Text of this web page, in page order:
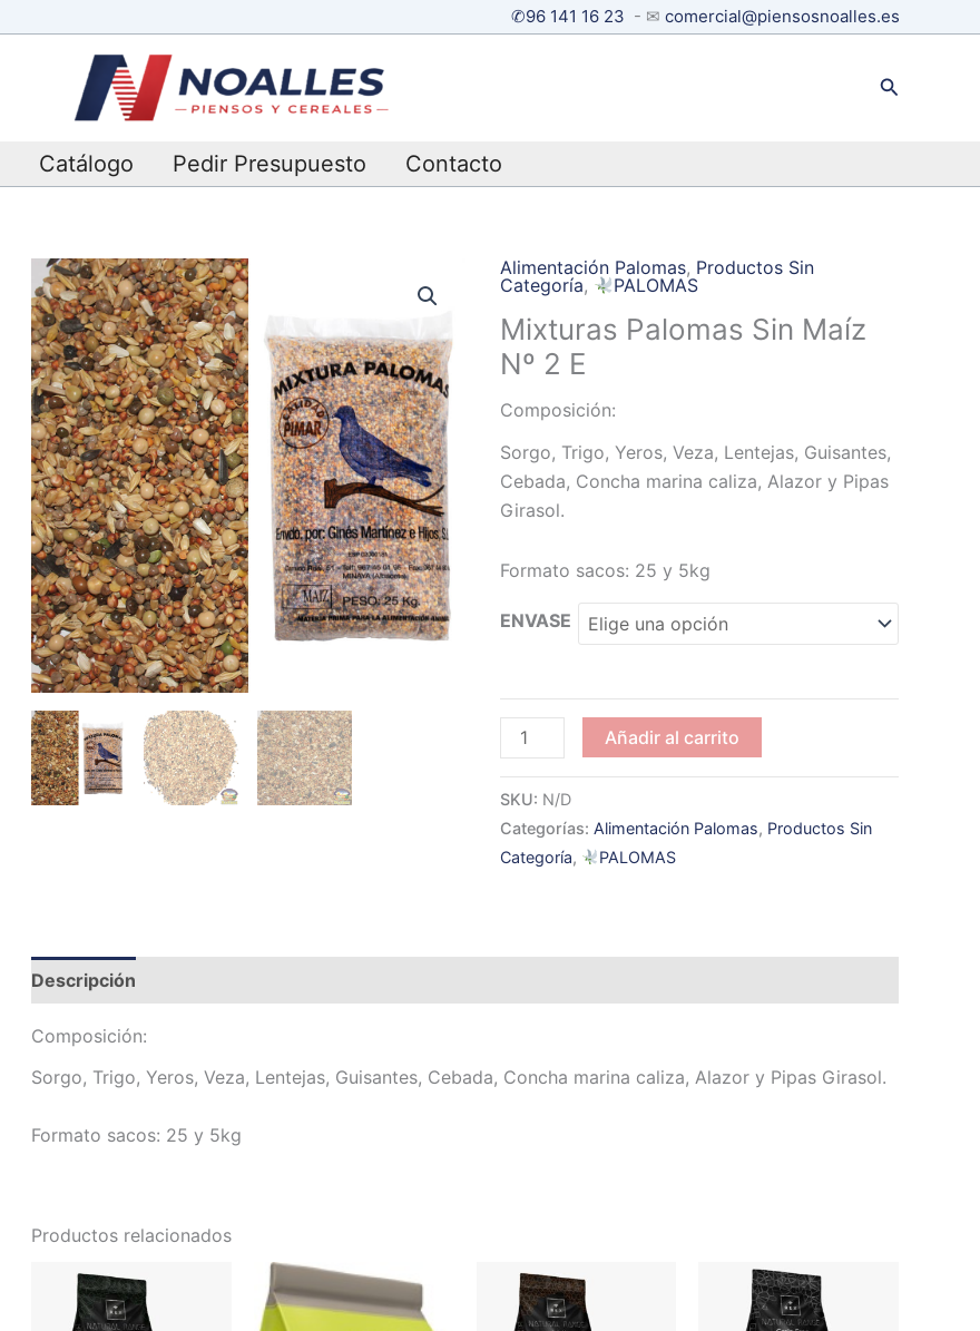
✆96 141 16 23 - ✉ comercial@piensosnoalles.es
Buscar
Catálogo Pedir Presupuesto Contacto
Alimentación Palomas, Productos Sin
Categoría, PALOMAS
Mixturas Palomas Sin Maíz
Nº 2 E
Composición:
Sorgo, Trigo, Yeros, Veza, Lentejas, Guisantes,
Cebada, Concha marina caliza, Alazor y Pipas
Girasol.
Formato sacos: 25 y 5kg
ENVASE
Mixturas
Palomas
Sin
Maíz
Nº
Añadir al carrito
SKU: N/D
Categorías: Alimentación Palomas, Productos Sin
Categoría, PALOMAS
Descripción
Composición:
Sorgo, Trigo, Yeros, Veza, Lentejas, Guisantes, Cebada, Concha marina caliza, Alazor y Pipas Girasol.
Formato sacos: 25 y 5kg
Productos relacionados